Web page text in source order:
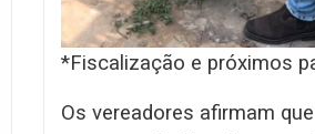
*Fiscalização e próximos
Os vereadores afirmam